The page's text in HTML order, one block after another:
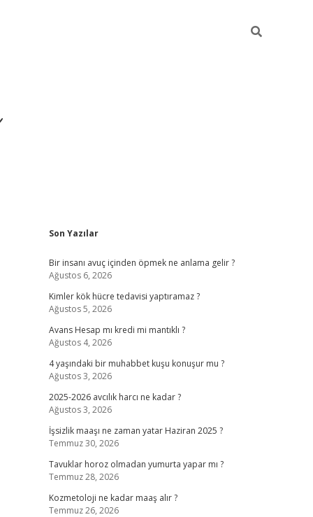
Sidebar
Son Yazılar
Bir insanı avuç içinden öpmek ne anlama gelir ?
Ağustos 6, 2026
Kimler kök hücre tedavisi yaptıramaz ?
Ağustos 5, 2026
Avans Hesap mı kredi mi mantıklı ?
Ağustos 4, 2026
4 yaşındaki bir muhabbet kuşu konuşur mu ?
Ağustos 3, 2026
2025-2026 avcılık harcı ne kadar ?
Ağustos 3, 2026
İşsizlik maaşı ne zaman yatar Haziran 2025 ?
Temmuz 30, 2026
Tavuklar horoz olmadan yumurta yapar mı ?
Temmuz 28, 2026
Kozmetoloji ne kadar maaş alır ?
Temmuz 26, 2026